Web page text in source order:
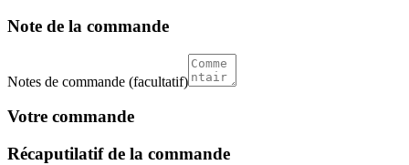
Note de la commande
Notes de commande (facultatif)
Votre commande
Récaputilatif de la commande